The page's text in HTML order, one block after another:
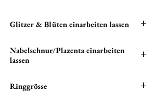
Glitzer & Blüten einarbeiten lassen
deine Halskette einarbeiten zu lassen. Bitte
klicken unten auf "
Nabelschnur/Plazenta einarbeiten
lassen
deinem einzigartigen Schmuckstück verewigen
Ringgrösse